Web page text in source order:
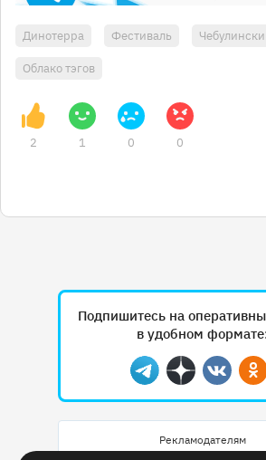
Динотерра Фестиваль
Облако тэгов
2 1 0 0
Подпишитесь на
в удобном
Telegram
Дзен
Рекламодателям